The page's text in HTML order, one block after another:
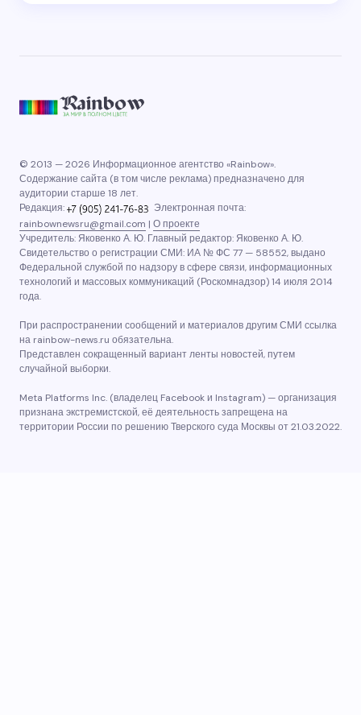
© 2013 — 2026 Информационное агентство «Rainbow».
Содержание сайта (в том числе реклама) предназначено для
аудитории старше 18 лет.
Редакция:
Электронная почта:
rainbownewsru@gmail.com | О проекте
Учредитель: Яковенко А. Ю. Главный редактор: Яковенко А. Ю.
Свидетельство о регистрации СМИ: ИА № ФС 77 — 58552, выдано
Федеральной службой по надзору в сфере связи, информационных
технологий и массовых коммуникаций (Роскомнадзор) 14 июля 2014
года.
При распространении сообщений и материалов другим СМИ ссылка
на rainbow-news.ru обязательна.
Представлен сокращенный вариант ленты новостей, путем
случайной выборки.
Meta Platforms Inc. (владелец Facebook и Instagram) — организация
признана экстремистской, её деятельность запрещена на
территории России по решению Тверского суда Москвы от 21.03.2022.